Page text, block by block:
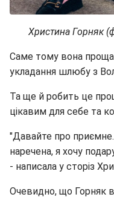
Христина Горняк
Саме тому вона
укладання шлюбу з
Та ще й робить це
цікавим для себе та
"Давайте про
наречена, я хочу
- написала у сторіз
Очевидно, що Горняк